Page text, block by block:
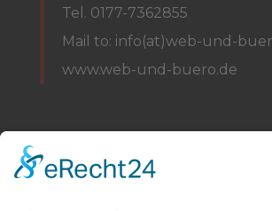
Tel. 0177-7362855
Mail to: info(at)web-und-
www.web-und-buero.de